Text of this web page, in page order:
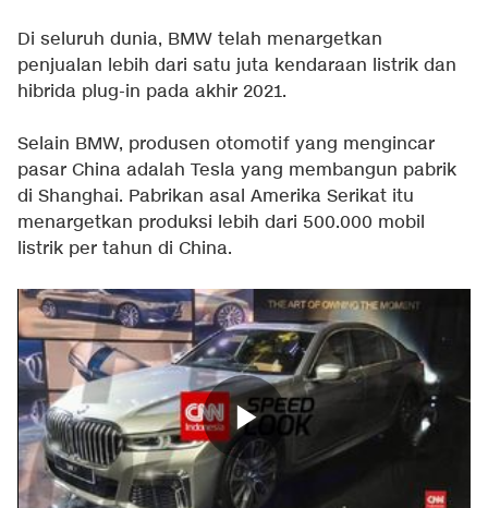
Di seluruh dunia, BMW telah menargetkan
penjualan lebih dari satu juta kendaraan listrik dan
hibrida plug-in pada akhir 2021.
Selain BMW, produsen otomotif yang mengincar
pasar China adalah Tesla yang membangun pabrik
di Shanghai. Pabrikan asal Amerika Serikat itu
menargetkan produksi lebih dari 500.000 mobil
listrik per tahun di China.